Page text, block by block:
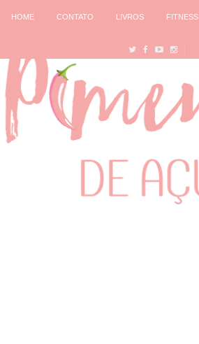
HOME CONTATO LIVROS FITNESS